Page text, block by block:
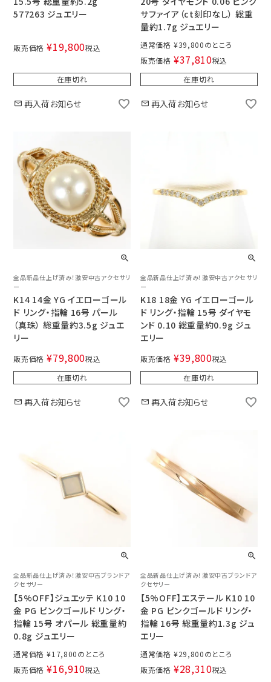
577263 ジュエリー
販売価格 ¥19,800税込
在庫切れ
再入荷お知らせ
サファイア（ct刻印なし） 総重
量約1.7g ジュエリー
通常価格 ¥39,800
販売価格 ¥37,810税込
在庫切れ
再入荷お知らせ
全品新品仕上げ済み！激安中古アクセサリ
ー
K14 14金 YG イエローゴール
ド リング・指輪 16号 パール
（真珠） 総重量約3.5g ジュエ
リー
販売価格 ¥79,800税込
在庫切れ
再入荷お知らせ
全品新品仕上げ済み！激安中古アクセサリ
ー
K18 18金 YG イエローゴール
ド リング・指輪 15号 ダイヤモ
ンド 0.10 総重量約0.9g ジュ
エリー
販売価格 ¥39,800税込
在庫切れ
再入荷お知らせ
全品新品仕上げ済み！激安中古ブランドア
クセサリー
【5%OFF】ジュエッテ K10 10
金 PG ピンクゴールド リング・
指輪 15号 オパール 総重量約
0.8g ジュエリー
通常価格 ¥17,800
販売価格 ¥16,910税込
全品新品仕上げ済み！激安中古ブランドア
クセサリー
【5%OFF】エステール K10 10
金 PG ピンクゴールド リング・
指輪 16号 総重量約1.3g ジュ
エリー
通常価格 ¥29,800
販売価格 ¥28,310税込